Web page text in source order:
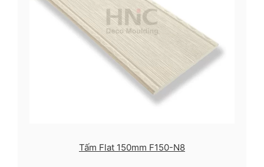
Tấm Flat 150mm F150-N8